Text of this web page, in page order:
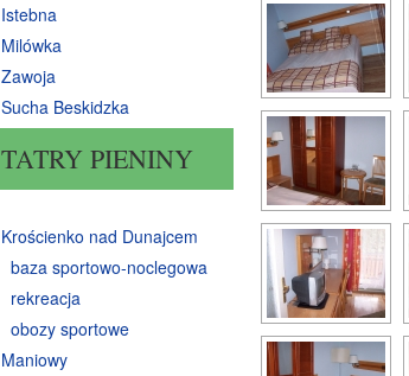
Istebna
Milówka
Zawoja
Sucha Beskidzka
TATRY PIENINY
Krościenko nad Dunajcem
baza sportowo-noclegowa
rekreacja
obozy sportowe
Maniowy